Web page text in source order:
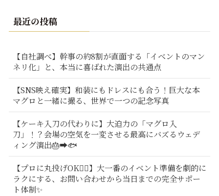
最近の投稿
【自社調べ】幹事の約8割が直面する「イベントのマン
ネリ化」と、本当に喜ばれた演出の共通点
【SNS映え確実】和装にもドレスにも合う！巨大な本
マグロと一緒に撮る、世界で一つの記念写真
【ケーキ入刀の代わりに】大迫力の「マグロ入
刀」！？会場の空気を一変させる最高にバズるウェデ
ィング演出🎂➡️🐟
【プロに丸投げOK🙆‍♂️】大一番のイベント準備を劇的に
ラクにする、お問い合わせから当日までの完全サポー
ト体制✨